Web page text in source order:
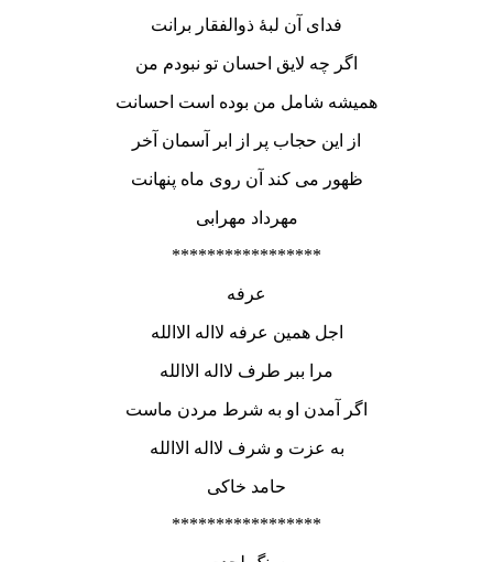
فدای آن لبۀ ذوالفقار برانت
اگر چه لایق احسان تو نبودم من
همیشه شامل من بوده است احسانت
از این حجاب پر از ابر آسمان آخر
ظهور می کند آن روی ماه پنهانت
مهرداد مهرابی
*****************
عرفه
اجل همین عرفه لااله الاالله
مرا ببر طرف لااله الاالله
اگر آمدن او به شرط مردن ماست
به عزت و شرف لااله الاالله
حامد خاکی
*****************